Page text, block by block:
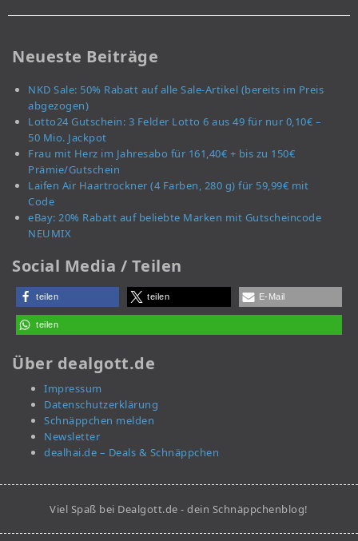
Neueste Beiträge
NKD Sale: 50% Rabatt auf alle Sale-Artikel (bereits im Preis
abgezogen)
Lotto24 Gutschein: 3 Felder Lotto 6 aus 49 für nur 0,10€ –
50 Mio. Jackpot
Frau mit Herz im Jahresabo für 161,40€ + bis zu 150€
Prämie/Gutschein
Laifen Air Haartrockner (4 Farben, 280 g) für 59,99€ mit
Code
eBay: 20% Rabatt auf beliebte Marken mit Gutscheincode
NEUMIX
Social Media / Teilen
teilen teilen E-Mail
teilen
Über dealgott.de
Impressum
Datenschutzerklärung
Schnäppchen melden
Newsletter
dealhai.de – Deals & Schnäppchen
Viel Spaß bei Dealgott.de - dein Schnäppchenblog!